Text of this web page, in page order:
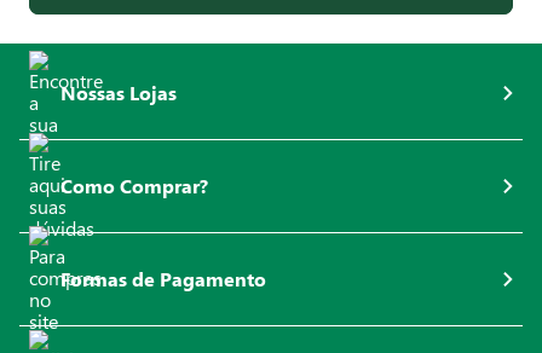
Nossas Lojas
Como Comprar?
Formas de Pagamento